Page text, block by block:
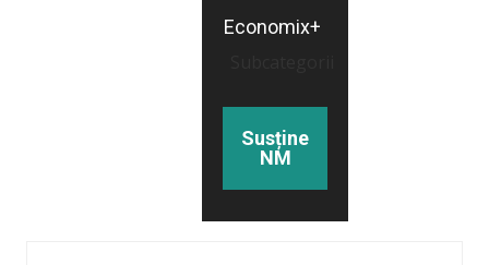
Economix+
Susține
NM